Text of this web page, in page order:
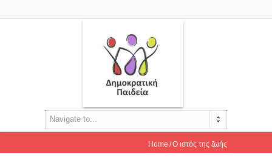
Navigate to...
Home Ο ιστός της ζωής